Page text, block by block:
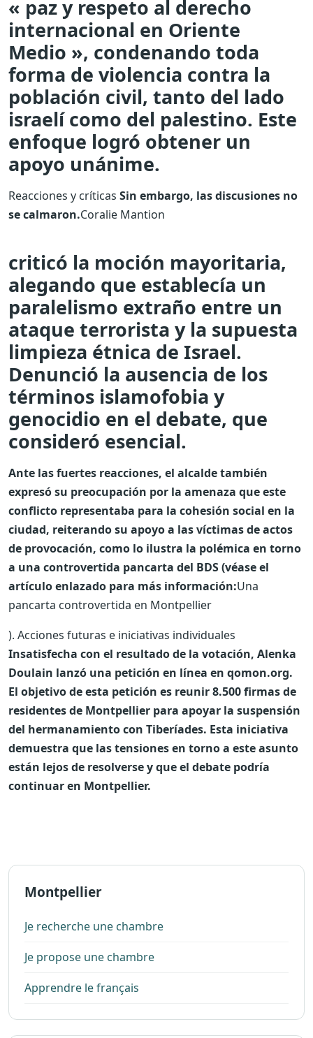
« paz y respeto al derecho
internacional en Oriente
Medio », condenando toda
forma de violencia contra la
población civil, tanto del lado
israelí como del palestino. Este
enfoque logró obtener un
apoyo unánime.
Reacciones y críticas Sin embargo, las discusiones no
se calmaron.Coralie Mantion
criticó la moción mayoritaria,
alegando que establecía un
paralelismo extraño entre un
ataque terrorista y la supuesta
limpieza étnica de Israel.
Denunció la ausencia de los
términos islamofobia y
genocidio en el debate, que
consideró esencial.
Ante las fuertes reacciones, el alcalde también
expresó su preocupación por la amenaza que este
conflicto representaba para la cohesión social en la
ciudad, reiterando su apoyo a las víctimas de actos
de provocación, como lo ilustra la polémica en torno
a una controvertida pancarta del BDS (véase el
artículo enlazado para más información:Una
pancarta controvertida en Montpellier
). Acciones futuras e iniciativas individuales
Insatisfecha con el resultado de la votación, Alenka
Doulain lanzó una petición en línea en qomon.org.
El objetivo de esta petición es reunir 8.500 firmas de
residentes de Montpellier para apoyar la suspensión
del hermanamiento con Tiberíades. Esta iniciativa
demuestra que las tensiones en torno a este asunto
están lejos de resolverse y que el debate podría
continuar en Montpellier.
Montpellier
Je recherche une chambre
Je propose une chambre
Apprendre le français